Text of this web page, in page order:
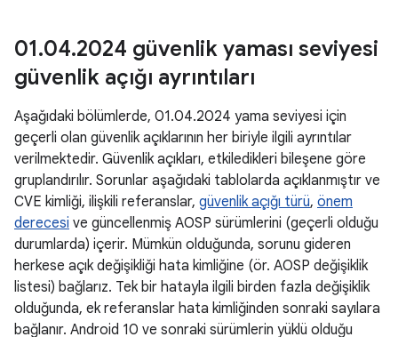
01.04.2024 güvenlik yaması seviyesi
güvenlik açığı ayrıntıları
Aşağıdaki bölümlerde, 01.04.2024 yama seviyesi için
geçerli olan güvenlik açıklarının her biriyle ilgili ayrıntılar
verilmektedir. Güvenlik açıkları, etkiledikleri bileşene göre
gruplandırılır. Sorunlar aşağıdaki tablolarda açıklanmıştır ve
CVE kimliği, ilişkili referanslar, güvenlik açığı türü, önem
derecesi ve güncellenmiş AOSP sürümlerini (geçerli olduğu
durumlarda) içerir. Mümkün olduğunda, sorunu gideren
herkese açık değişikliği hata kimliğine (ör. AOSP değişiklik
listesi) bağlarız. Tek bir hatayla ilgili birden fazla değişiklik
olduğunda, ek referanslar hata kimliğinden sonraki sayılara
bağlanır. Android 10 ve sonraki sürümlerin yüklü olduğu